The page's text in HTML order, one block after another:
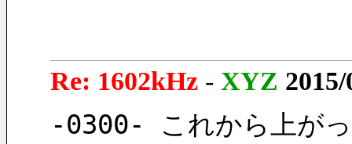
Re: 1602kHz - XYZ
-0300- これから上が